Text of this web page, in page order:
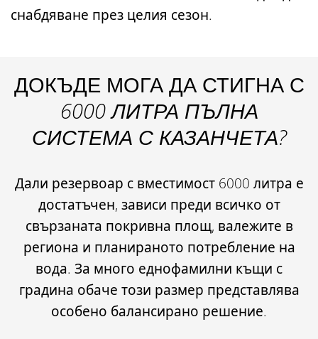
снабдяване през целия сезон.
ДОКЪДЕ МОГА ДА СТИГНА С
6000 ЛИТРА ПЪЛНА
СИСТЕМА С КАЗАНЧЕТА?
Дали резервоар с вместимост 6000 литра е
достатъчен, зависи преди всичко от
свързаната покривна площ, валежите в
региона и планираното потребление на
вода. За много еднофамилни къщи с
градина обаче този размер представлява
особено балансирано решение.